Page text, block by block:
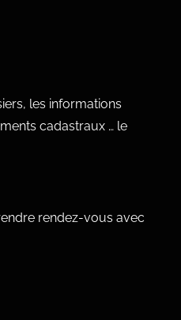
les informations
cadastraux … le
rendez-vous avec